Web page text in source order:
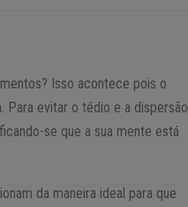
Isso acontece pois o
Para evitar o tédio e a dispersão
se que a sua mente está
da maneira ideal para que